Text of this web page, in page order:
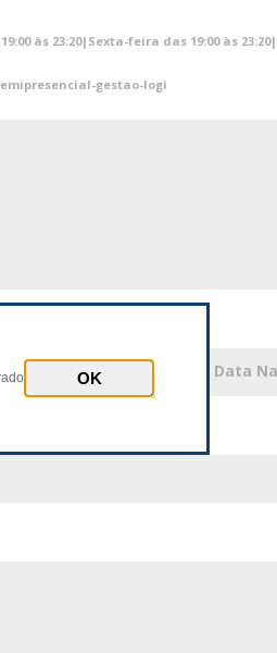
às 23:20|Sexta-feira das 19:00 às
gestao-logi
* Data